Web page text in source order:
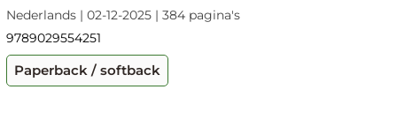
Nederlands | 02-12-2025 | 384 pagina's
9789029554251
Paperback / softback